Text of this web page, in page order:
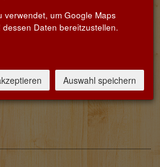
hat der Umbau begonnen.
verwendet, um Google Maps
Daten bereitzustellen.
Auswahl speichern